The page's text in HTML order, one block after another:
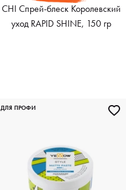
CHI Спрей-блеск Королевский
уход RAPID SHINE, 150 гр
ДЛЯ ПРОФИ